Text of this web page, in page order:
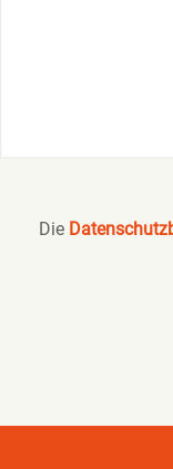
Die